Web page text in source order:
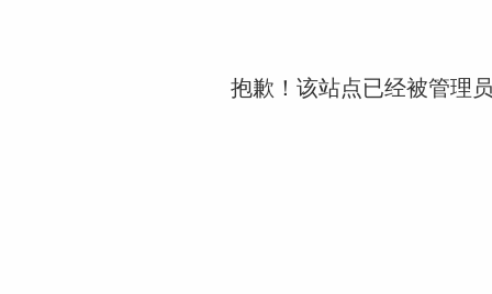
抱歉！该站点已经被管理